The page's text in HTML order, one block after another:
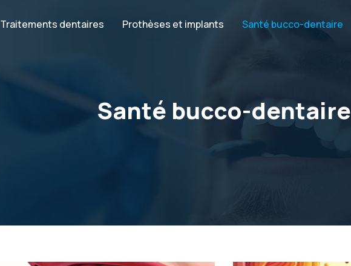
Traitements dentaires Prothèses et implants Santé bucco-dentaire
Santé bucco-dentaire